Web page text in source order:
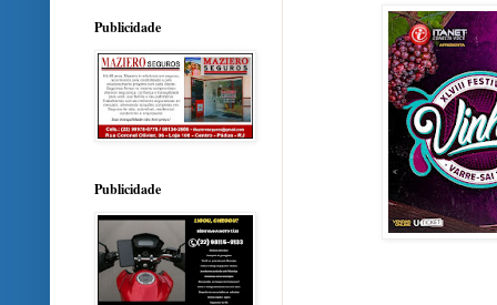
Publicidade
Publicidade